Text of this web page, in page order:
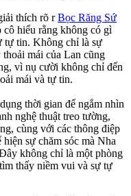
thích rõ rBọc Răng Sứ
cô hiểu rằng không có gì
tự tin. Không chỉ là sự
thoải mái của Lan cũng
vì nụ cười không chỉ đến
mái và tự tin.
thời gian để ngắm nhìn
nghệ thuật treo tường,
cùng với các thông điệp
sự chăm sóc mà Nha
không chỉ là một phòng
thấy niềm vui và sự tự